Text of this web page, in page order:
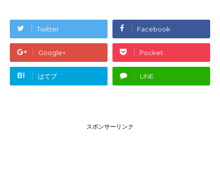
Twitter Facebook
Google+ Pocket
B! はてブ LINE
スポンサーリンク